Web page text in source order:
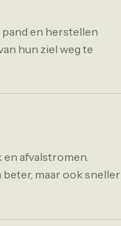
en herstellen
hun ziel weg te
afvalstromen.
maar ook sneller